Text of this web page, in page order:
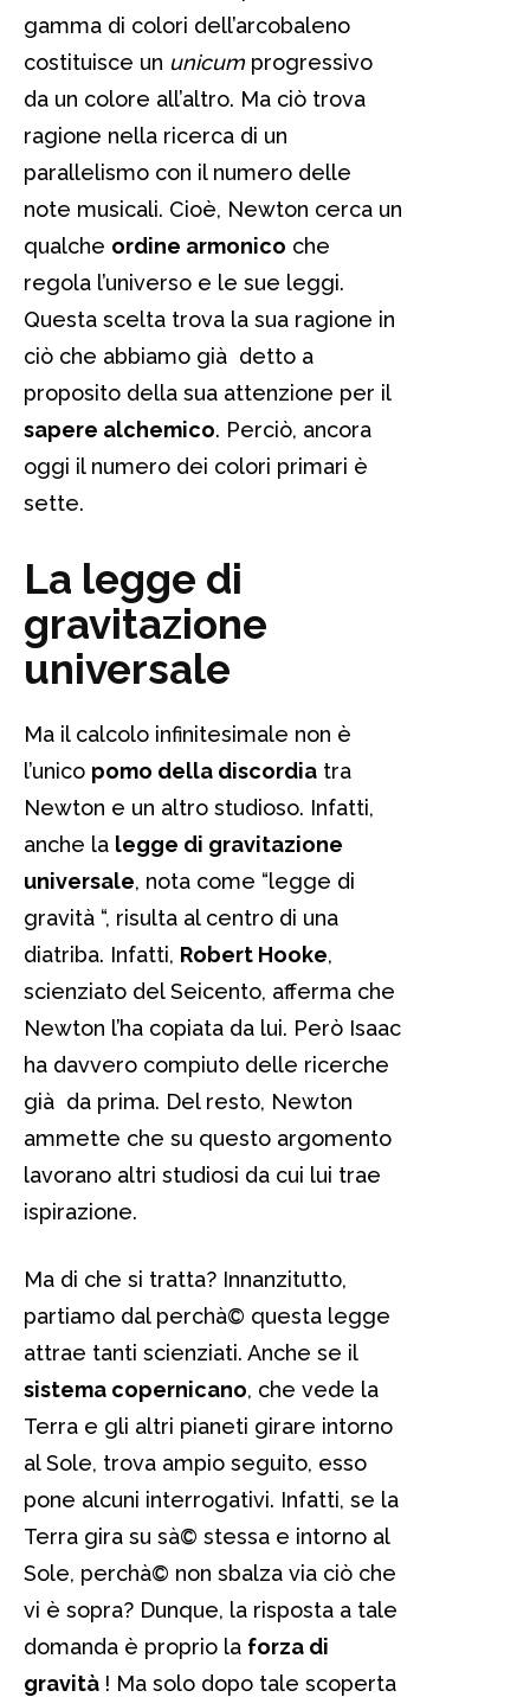
gamma di colori dell’arcobaleno
costituisce un unicum progressivo
da un colore all’altro. Ma ciò trova
ragione nella ricerca di un
parallelismo con il numero delle
note musicali. Cioè, Newton cerca un
qualche ordine armonico che
regola l’universo e le sue leggi.
Questa scelta trova la sua ragione in
ciò che abbiamo già detto a
proposito della sua attenzione per il
sapere alchemico. Perciò, ancora
oggi il numero dei colori primari è
sette.
La legge di
gravitazione
universale
Ma il calcolo infinitesimale non è
l’unico pomo della discordia tra
Newton e un altro studioso. Infatti,
anche la legge di gravitazione
universale, nota come “legge di
gravità “, risulta al centro di una
diatriba. Infatti, Robert Hooke,
scienziato del Seicento, afferma che
Newton l’ha copiata da lui. Però Isaac
ha davvero compiuto delle ricerche
già da prima. Del resto, Newton
ammette che su questo argomento
lavorano altri studiosi da cui lui trae
ispirazione.
Ma di che si tratta? Innanzitutto,
partiamo dal perchà© questa legge
attrae tanti scienziati. Anche se il
sistema copernicano, che vede la
Terra e gli altri pianeti girare intorno
al Sole, trova ampio seguito, esso
pone alcuni interrogativi. Infatti, se la
Terra gira su sà© stessa e intorno al
Sole, perchà© non sbalza via ciò che
vi è sopra? Dunque, la risposta a tale
domanda è proprio la forza di
gravità ! Ma solo dopo tale scoperta